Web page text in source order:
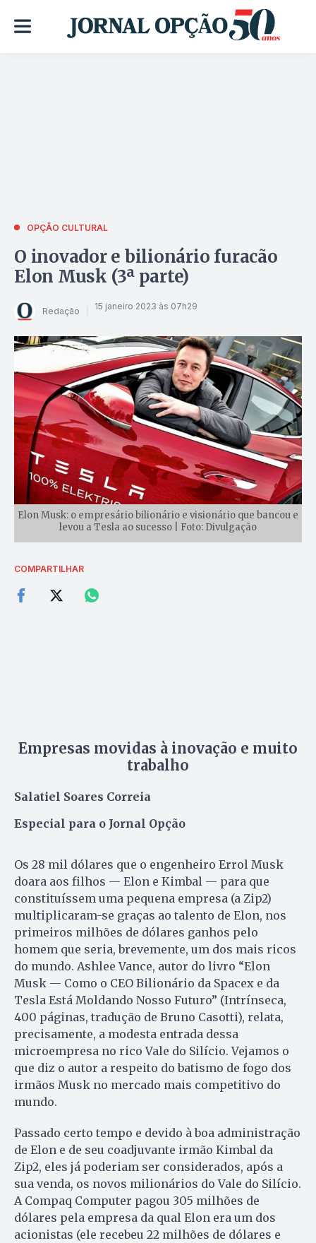
OPÇÃO CULTURAL
O inovador e bilionário furacão
Elon Musk (3ª parte)
Redação 15 janeiro 2023 às 07h29
Elon Musk: o empresário bilionário e visionário que bancou e
levou a Tesla ao sucesso | Foto: Divulgação
COMPARTILHAR
Empresas movidas à inovação e muito
trabalho
Salatiel Soares Correia
Especial para o Jornal Opção
Os 28 mil dólares que o engenheiro Errol Musk
doara aos filhos — Elon e Kimbal — para que
constituíssem uma pequena empresa (a Zip2)
multiplicaram-se graças ao talento de Elon, nos
primeiros milhões de dólares ganhos pelo
homem que seria, brevemente, um dos mais ricos
do mundo. Ashlee Vance, autor do livro “Elon
Musk — Como o CEO Bilionário da Spacex e da
Tesla Está Moldando Nosso Futuro” (Intrínseca,
400 páginas, tradução de Bruno Casotti), relata,
precisamente, a modesta entrada dessa
microempresa no rico Vale do Silício. Vejamos o
que diz o autor a respeito do batismo de fogo dos
irmãos Musk no mercado mais competitivo do
mundo.
Passado certo tempo e devido à boa administração
de Elon e de seu coadjuvante irmão Kimbal da
Zip2, eles já poderiam ser considerados, após a
sua venda, os novos milionários do Vale do Silício.
A Compaq Computer pagou 305 milhões de
dólares pela empresa da qual Elon era um dos
acionistas (ele recebeu 22 milhões de dólares e